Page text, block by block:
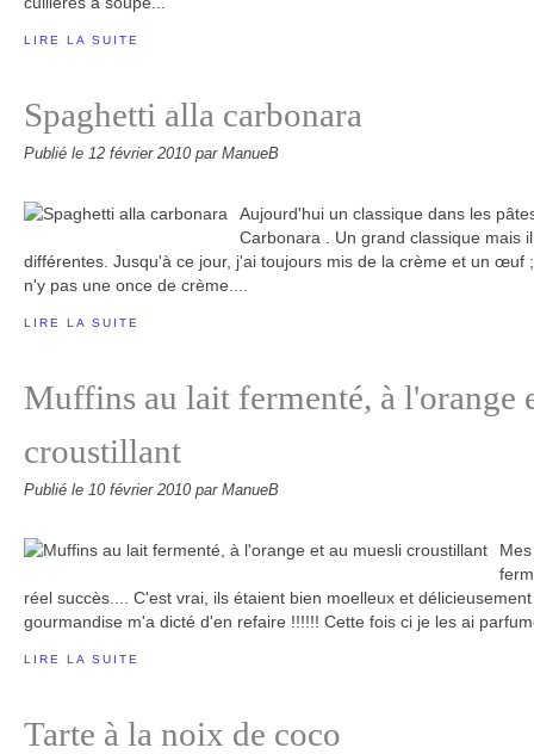
LIRE LA SUITE
Spaghetti alla carbonara
Publié le 12 février 2010 par ManueB
Aujourd'hui un classique dans les
Carbonara . Un grand classique mais
différentes. Jusqu'à ce jour, j'ai toujours mis de la crème et un œuf
n'y pas une once de crème....
LIRE LA SUITE
Muffins au lait fermenté, à l'orange
croustillant
Publié le 10 février 2010 par ManueB
réel succès.... C'est vrai, ils étaient bien moelleux et
gourmandise m'a dicté d'en refaire !!!!!! Cette fois ci je les ai
LIRE LA SUITE
Tarte à la noix de coco